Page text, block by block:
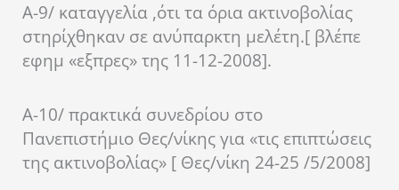
Α-9/ καταγγελία ,ότι τα όρια ακτινοβολίας
στηρίχθηκαν σε ανύπαρκτη μελέτη.[ βλέπε
εφημ «εξπρες» της 11-12-2008].
Α-10/ πρακτικά συνεδρίου στο
Πανεπιστήμιο Θες/νίκης για «τις επιπτώσεις
της ακτινοβολίας» [ Θες/νίκη 24-25 /5/2008]